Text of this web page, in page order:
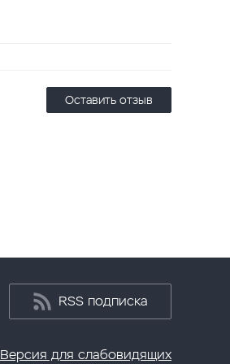
Оставить отзыв
RSS подписка
Версия для слабовидящих